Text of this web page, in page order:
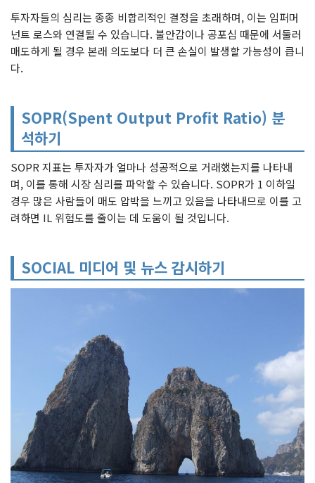
투자자들의 심리는 종종 비합리적인 결정을 초래하며, 이는 임퍼머
넌트 로스와 연결될 수 있습니다. 불안감이나 공포심 때문에 서둘러
매도하게 될 경우 본래 의도보다 더 큰 손실이 발생할 가능성이 큽니
다.
SOPR(Spent Output Profit Ratio) 분
석하기
SOPR 지표는 투자자가 얼마나 성공적으로 거래했는지를 나타내
며, 이를 통해 시장 심리를 파악할 수 있습니다. SOPR가 1 이하일
경우 많은 사람들이 매도 압박을 느끼고 있음을 나타내므로 이를 고
려하면 IL 위험도를 줄이는 데 도움이 될 것입니다.
SOCIAL 미디어 및 뉴스 감시하기